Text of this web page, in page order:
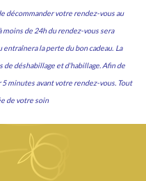
décommander votre rendez-vous au
moins de 24h du rendez-vous sera
la perte du bon cadeau. La
déshabillage et d’habillage. Afin de
minutes avant votre rendez-vous. Tout
de votre soin